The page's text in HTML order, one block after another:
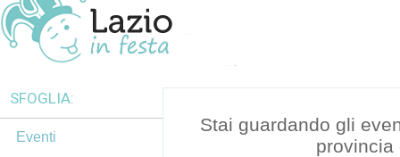
Stai guardando gli
provincia
SFOGLIA:
Eventi